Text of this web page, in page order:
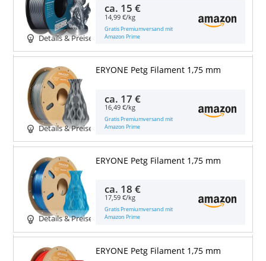
Details & Preise
ca. 15 €
14,99 €/kg
Gratis Premiumversand mit
Amazon Prime
Details & Preise
ERYONE Petg Filament 1,75 mm
ca. 17 €
16,49 €/kg
Gratis Premiumversand mit
Amazon Prime
Details & Preise
ERYONE Petg Filament 1,75 mm
ca. 18 €
17,59 €/kg
Gratis Premiumversand mit
Amazon Prime
ERYONE Petg Filament 1,75 mm